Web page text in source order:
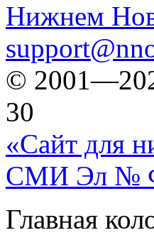
Нижнем
©
30
«Сайт для
СМИ Эл №
Главная